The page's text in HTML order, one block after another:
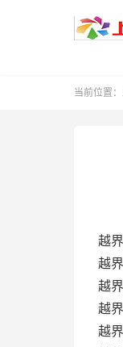
当前位置：
越
越
越
越
越